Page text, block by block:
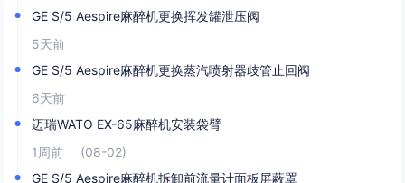
GE S/5 Aespire麻醉机更换挥发罐泄压阀
5天前
​GE S/5 Aespire麻醉机更换蒸汽喷射器歧管止回阀
6天前
迈瑞WATO EX-65麻醉机安装袋臂
1周前
(08-02)
GE S/5 Aespire麻醉机拆卸前流量计面板屏蔽罩